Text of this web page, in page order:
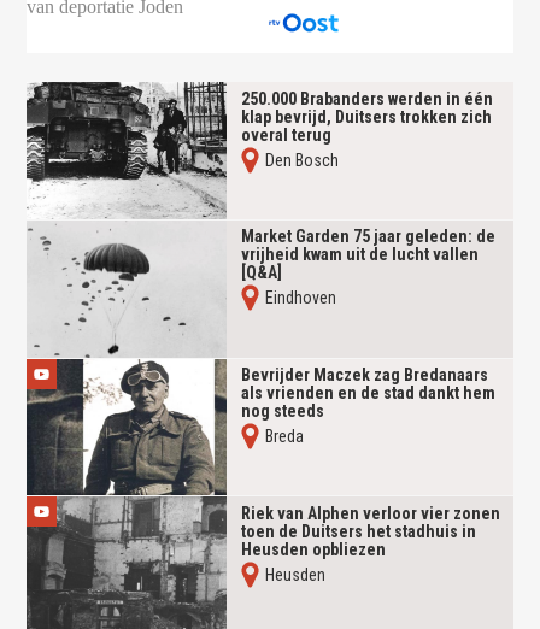
250.000 Brabanders werden in één
klap bevrijd, Duitsers trokken zich
overal terug
Den Bosch
Market Garden 75 jaar geleden: de
vrijheid kwam uit de lucht vallen
[Q&A]
Eindhoven
Bevrijder Maczek zag Bredanaars
als vrienden en de stad dankt hem
nog steeds
Breda
Riek van Alphen verloor vier zonen
toen de Duitsers het stadhuis in
Heusden opbliezen
Heusden